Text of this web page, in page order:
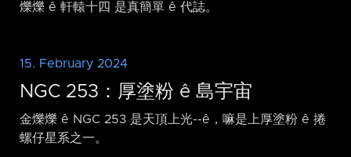
爍爍 ê 軒轅十四 是真簡單 ê 代誌。
15. February 2024
NGC 253：厚塗粉 ê 島宇宙
金爍爍 ê NGC 253 是天頂上光-⁠-ê，嘛是上厚塗粉 ê 捲
螺仔星系之一。